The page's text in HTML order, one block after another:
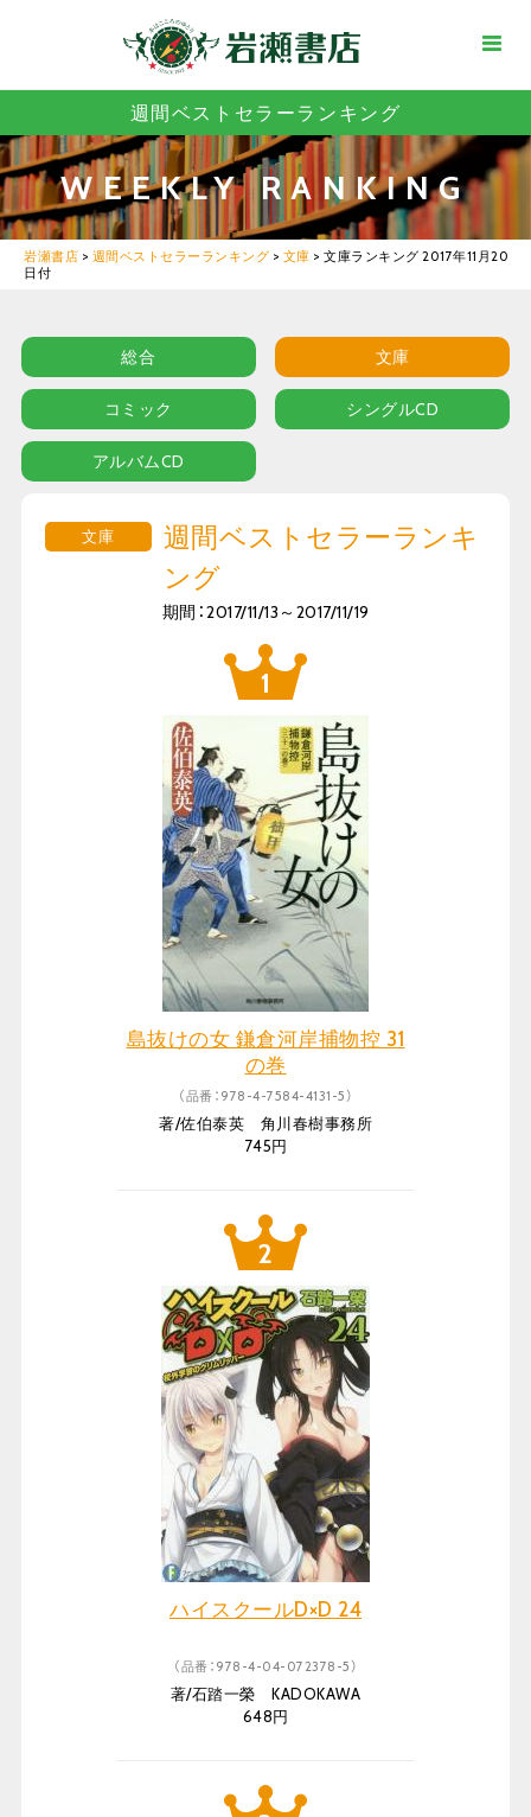
週間ベストセラーランキング
WEEKLY RANKING
岩瀬書店 > 週間ベストセラーランキング > 文庫 > 文庫ランキング 2017年11月20
日付
総合 文庫
コミック シングルCD
アルバムCD
文庫
週間ベストセラーランキ
ング
期間：2017/11/13～2017/11/19
島抜けの女 鎌倉河岸捕物控 31
の巻
（品番：978-4-7584-4131-5）
著/佐伯泰英 角川春樹事務所
745円
ハイスクールD×D 24
（品番：978-4-04-072378-5）
著/石踏一榮 KADOKAWA
648円